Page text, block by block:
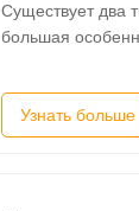
Существует два
большая
произвольно и
Узнать больше